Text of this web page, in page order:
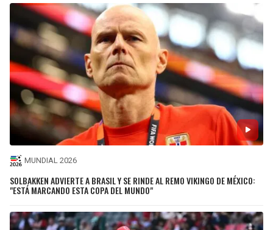
MUNDIAL 2026
SOLBAKKEN ADVIERTE A BRASIL Y SE RINDE AL REMO VIKINGO DE MÉXICO:
"ESTÁ MARCANDO ESTA COPA DEL MUNDO"